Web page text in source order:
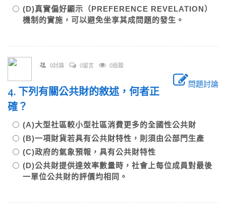
(D)真實偏好顯示（PREFERENCE REVELATION）
機制的實施，可以避免坐享其成問題的發生。
0討論 0留言 0追蹤
問題討論
4. 下列有關公共財的敘述，何者正
確？
(A)大型社區較小型社區消費更多的全國性公共財
(B)一項財貨若具有公共財特性，則須由公部門生產
(C)政府的氣象預報，具有公共財特性
(D)公共財提供達效率數量時，社會上每位成員對最後
一單位公共財的評價均相同。